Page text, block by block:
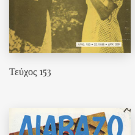
Τεύχος 153